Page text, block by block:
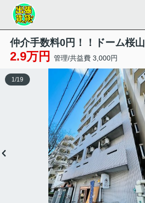
仲介手数料0円！！ドーム桜山
2.9万円 管理/共益費 3,000円
1 /19